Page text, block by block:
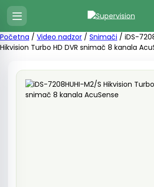
Početna / Video nadzor / Snimači / iDS-
Hikvision Turbo HD DVR snimač 8 kanala